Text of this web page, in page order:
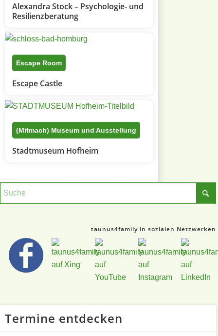
Alexandra Stock – Psychologie- und
Resilienzberatung
Escape Room
Escape Castle
(Mitmach) Museum und Ausstellung
Stadtmuseum Hofheim
taunus4family in sozialen Netzwerken
Termine entdecken